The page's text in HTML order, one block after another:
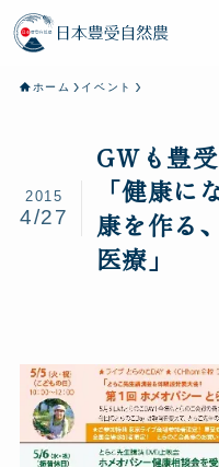
ホーム イベント
GWも豊
「健康
康を作る
医療」
2015
4/27